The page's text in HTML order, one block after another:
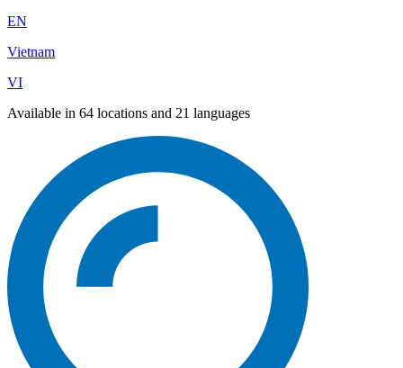
EN
Vietnam
VI
Available in 64 locations and 21 languages